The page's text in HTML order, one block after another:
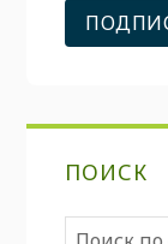
ПОИСК
Поиск